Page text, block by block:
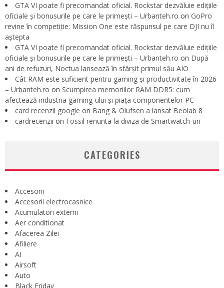
GTA VI poate fi precomandat oficial. Rockstar dezvăluie edițiile
oficiale și bonusurile pe care le primești – Urbanteh.ro on GoPro
revine în competiție: Mission One este răspunsul pe care DJI nu îl
aștepta
GTA VI poate fi precomandat oficial. Rockstar dezvăluie edițiile
oficiale și bonusurile pe care le primești – Urbanteh.ro on După
ani de refuzuri, Noctua lansează în sfârșit primul său AIO
Cât RAM este suficient pentru gaming și productivitate în 2026
– Urbanteh.ro on Scumpirea memoriilor RAM DDR5: cum
afectează industria gaming-ului și piața componentelor PC
card recenzii google on Bang & Olufsen a lansat Beolab 8
cardrecenzii on Fossil renunta la diviza de Smartwatch-uri
CATEGORIES
Accesorii
Accesorii electrocasnice
Acumulatori externi
Aer conditionat
Afacerea Zilei
Afiliere
AI
Airsoft
Auto
Black Friday